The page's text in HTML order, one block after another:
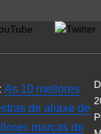
As 10 mellores
de aliaxe de
marcas de